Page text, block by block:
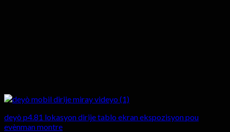
deyò p4.81 lokasyon dirije tablo ekran ekspozisyon pou
evènman montre